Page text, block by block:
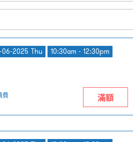
2025 Thu 10:30am - 12:30pm
費 滿額